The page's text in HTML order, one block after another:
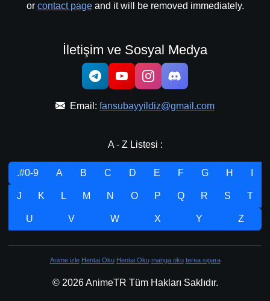
or contact pageand it will be removed immediately.
İletişim ve Sosyal Medya
Email: fansubayyildiz@gmail.com
A - Z Listesi :
.#0-9 A B C D E F G H
J K L M N O P Q R S T
U V W X Y Z
Anime izle Hentai Oku Hentai Oku manga oku terea sigara
© 2026 AnimeTR Tüm Hakları Saklıdır.